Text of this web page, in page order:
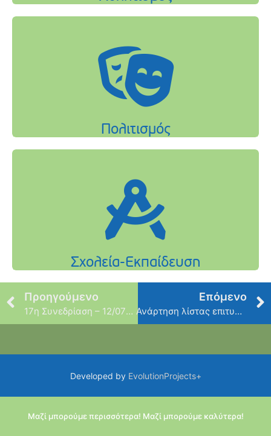
Προηγούμενο
17η Συνεδρίαση – 12/07/2023
Επόμενο
Ανάρτηση λίστας επιτυχόντων βρεφών και νηπίων και επιλαχόντων στους Βρεφονηπιακούς και Παιδικούς Σταθμούς για το έτος 2023-2024
Developed by EvolutionProjects+
Μαζί μπορούμε περισσότερα! Μαζί μπορούμε καλύτερα!